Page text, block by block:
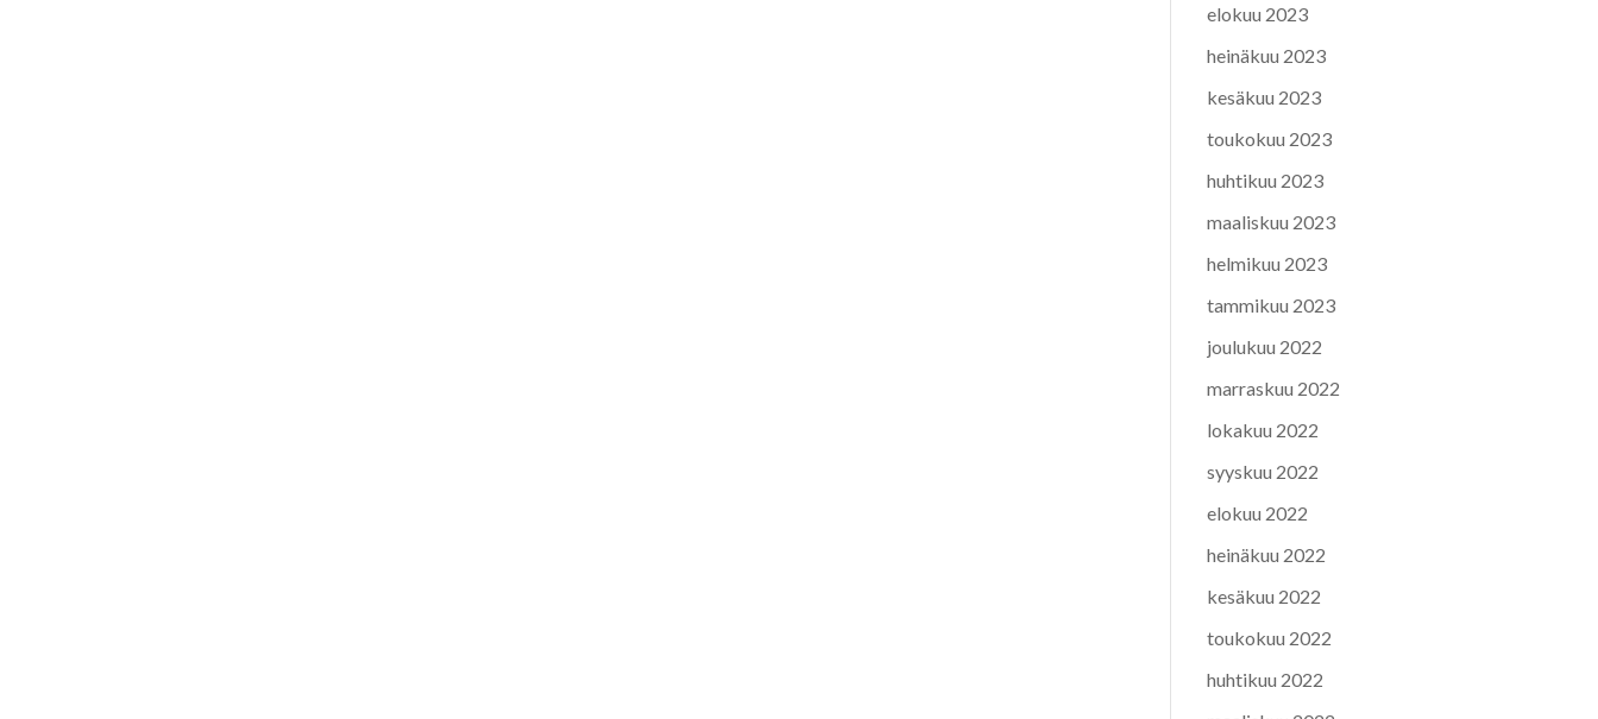
elokuu 2023
heinäkuu 2023
kesäkuu 2023
toukokuu 2023
huhtikuu 2023
maaliskuu 2023
helmikuu 2023
tammikuu 2023
joulukuu 2022
marraskuu 2022
lokakuu 2022
syyskuu 2022
elokuu 2022
heinäkuu 2022
kesäkuu 2022
toukokuu 2022
huhtikuu 2022